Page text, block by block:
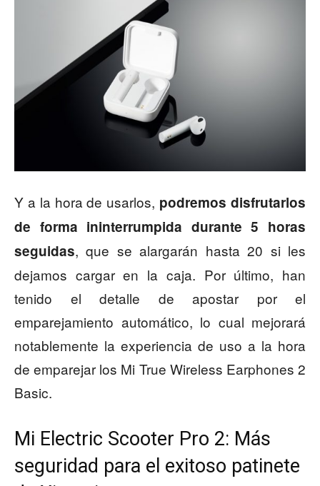
Y a la hora de usarlos, podremos disfrutarlos
de forma ininterrumpida durante 5 horas
seguidas, que se alargarán hasta 20 si les
dejamos cargar en la caja. Por último, han
tenido el detalle de apostar por el
emparejamiento automático, lo cual mejorará
notablemente la experiencia de uso a la hora
de emparejar los Mi True Wireless Earphones 2
Basic.
Mi Electric Scooter Pro 2: Más
seguridad para el exitoso patinete